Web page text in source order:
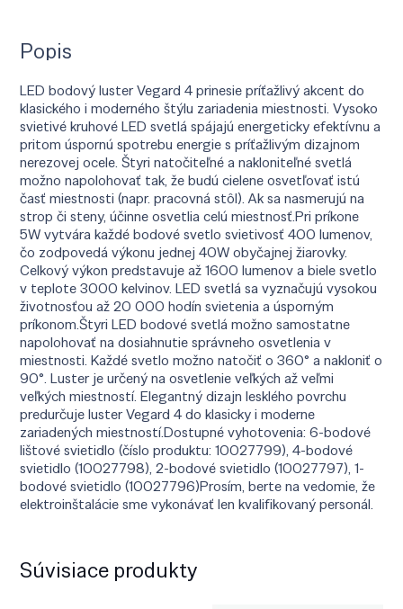
Popis
LED bodový luster Vegard 4 prinesie príťažlivý akcent do
klasického i moderného štýlu zariadenia miestnosti. Vysoko
svietivé kruhové LED svetlá spájajú energeticky efektívnu a
pritom úspornú spotrebu energie s príťažlivým dizajnom
nerezovej ocele. Štyri natočiteľné a nakloniteľné svetlá
možno napolohovať tak, že budú cielene osvetľovať istú
časť miestnosti (napr. pracovná stôl). Ak sa nasmerujú na
strop či steny, účinne osvetlia celú miestnosť.Pri príkone
5W vytvára každé bodové svetlo svietivosť 400 lumenov,
čo zodpovedá výkonu jednej 40W obyčajnej žiarovky.
Celkový výkon predstavuje až 1600 lumenov a biele svetlo
v teplote 3000 kelvinov. LED svetlá sa vyznačujú vysokou
životnosťou až 20 000 hodín svietenia a úsporným
príkonom.Štyri LED bodové svetlá možno samostatne
napolohovať na dosiahnutie správneho osvetlenia v
miestnosti. Každé svetlo možno natočiť o 360° a nakloniť o
90°. Luster je určený na osvetlenie veľkých až veľmi
veľkých miestností. Elegantný dizajn lesklého povrchu
predurčuje luster Vegard 4 do klasicky i moderne
zariadených miestností.Dostupné vyhotovenia: 6-bodové
lištové svietidlo (číslo produktu: 10027799), 4-bodové
svietidlo (10027798), 2-bodové svietidlo (10027797), 1-
bodové svietidlo (10027796)Prosím, berte na vedomie, že
elektroinštalácie sme vykonávať len kvalifikovaný personál.
Súvisiace produkty